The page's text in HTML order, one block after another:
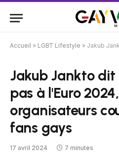
Accueil » LGBT Lifestyle » Jakub Jankto dit qu'il ne
Jakub Jankto dit
pas à l'Euro
organisateurs
fans gays
17 avril 2024 7 minutes